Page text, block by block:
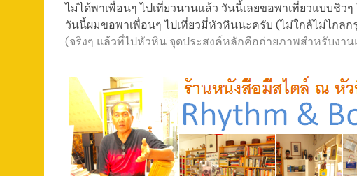
ไม่ได้พาเพื่อนๆ ไปเที่ยวนานแล้ว วันนี้เลยขอพาเที่ยวแบบชิว
วันนี้ผมขอพาเพื่อนๆ ไปเที่ยวมี่หัวหินนะครับ (ไม่ใกล้ไม่ไกลก
(จริงๆ แล้วที่ไปหัวหิน จุดประสงค์หลักคือถ่ายภาพสำหรับงา